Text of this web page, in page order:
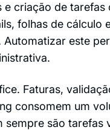
e criação de
folhas de cálculo
este
Faturas,
consomem um
sempre são